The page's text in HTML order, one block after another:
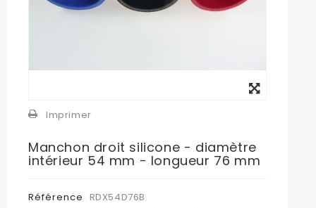
Imprimer
Manchon droit silicone - diamètre
intérieur 54 mm - longueur 76 mm
Référence
RDX54D76B